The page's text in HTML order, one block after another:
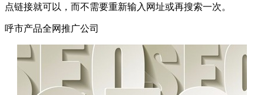
点链接就可以，而不需要重新输入网址或再搜索一次。
呼市产品全网推广公司